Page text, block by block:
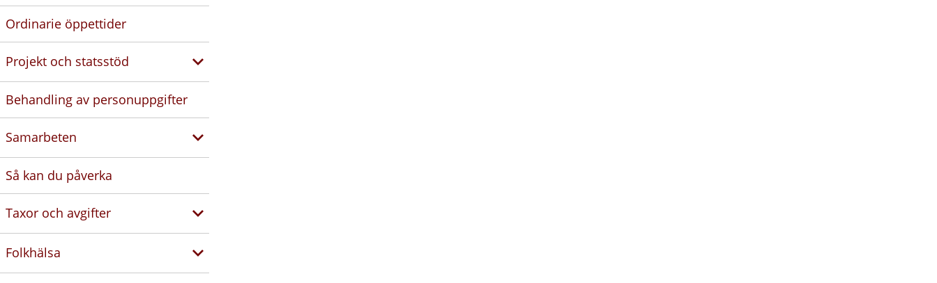
Ordinarie öppettider
Projekt och statsstöd
Behandling av personuppgifter
Samarbeten
Så kan du påverka
Taxor och avgifter
Folkhälsa